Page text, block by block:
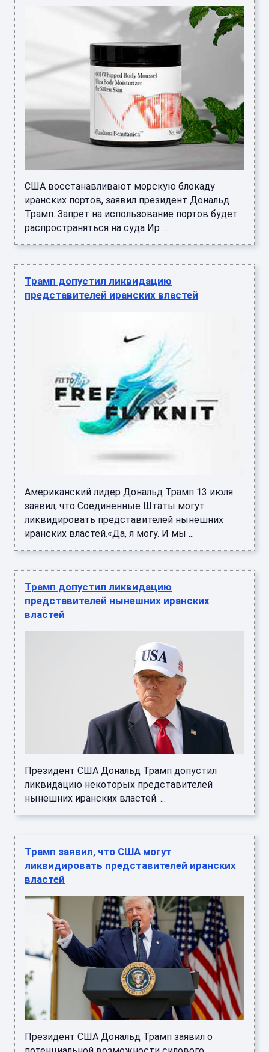
США восстанавливают морскую блокаду
иранских портов, заявил президент Дональд
Трамп. Запрет на использование портов будет
распространяться на суда Ир ...
Трамп допустил ликвидацию
представителей иранских властей
Американский лидер Дональд Трамп 13 июля
заявил, что Соединенные Штаты могут
ликвидировать представителей нынешних
иранских властей.«Да, я могу. И мы ...
Трамп допустил ликвидацию
представителей нынешних иранских
властей
Президент США Дональд Трамп допустил
ликвидацию некоторых представителей
нынешних иранских властей. ...
Трамп заявил, что США могут
ликвидировать представителей иранских
властей
Президент США Дональд Трамп заявил о